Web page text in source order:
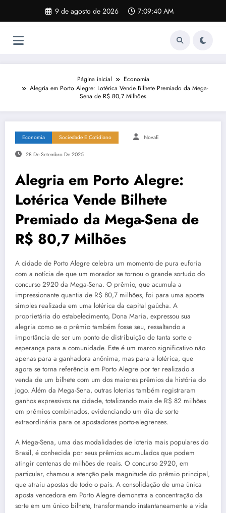
o
9 de agosto de 2026 7:09:41 AM
Página inicial
Economia
Alegria em Porto Alegre: Lotérica Vende Bilhete Premiado da Mega-
Sena de R$ 80,7 Milhões
Economia Sociedade E Cotidiano NovaE
28 De Setembro De 2025
Alegria em Porto Alegre:
Lotérica Vende Bilhete
Premiado da Mega-Sena de
R$ 80,7 Milhões
A cidade de Porto Alegre celebra um momento de pura euforia
com a notícia de que um morador se tornou o grande sortudo do
concurso 2920 da Mega-Sena. O prêmio, que acumula a
impressionante quantia de R$ 80,7 milhões, foi para uma aposta
simples realizada em uma lotérica da capital gaúcha. A
proprietária do estabelecimento, Dona Maria, expressou sua
alegria como se o prêmio também fosse seu, ressaltando a
importância de ser um ponto de distribuição de tanta sorte e
esperança para a comunidade. Este é um marco significativo não
apenas para a ganhadora anônima, mas para a lotérica, que
agora se torna referência em Porto Alegre por ter realizado a
venda de um bilhete com um dos maiores prêmios da história do
jogo. Além da Mega-Sena, outras loterias também registraram
ganhos expressivos na cidade, totalizando mais de R$ 82 milhões
em prêmios combinados, evidenciando um dia de sorte
extraordinária para os apostadores porto-alegrenses.
A Mega-Sena, uma das modalidades de loteria mais populares do
Brasil, é conhecida por seus prêmios acumulados que podem
atingir centenas de milhões de reais. O concurso 2920, em
particular, chamou a atenção pela magnitude do prêmio principal,
que atraiu apostas de todo o país. A consolidação de uma única
aposta vencedora em Porto Alegre demonstra a concentração da
sorte em um único bilhete, transformando instantaneamente a vida